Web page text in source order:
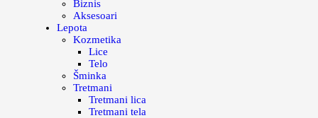
Biznis
Aksesoari
Lepota
Kozmetika
Lice
Telo
Šminka
Tretmani
Tretmani lica
Tretmani tela